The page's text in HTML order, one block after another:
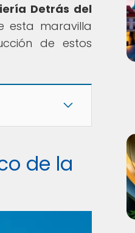
Detrás del
esta maravilla
de estos
de la